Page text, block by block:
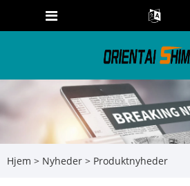
Hjem > Nyheder > Produktnyheder